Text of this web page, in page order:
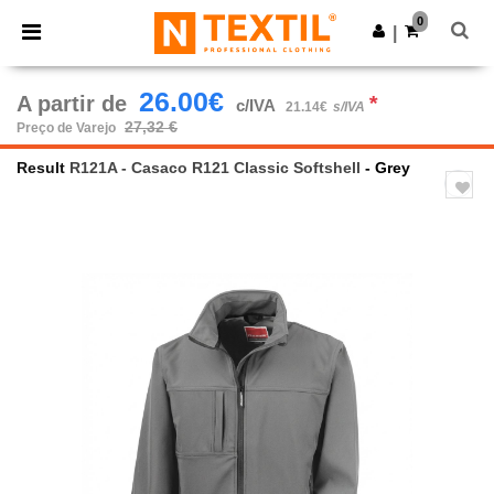
× App Ntextil
Melhores preços na app!
Obter app
0
A partir de 26.00€ c/IVA 21.14€ s/IVA *
Preço de Varejo 27,32 €
Result R121A - Casaco R121 Classic Softshell - Grey